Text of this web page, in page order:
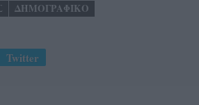
ΔΗΜΟΓΡΑΦΙΚΟ
Twitter